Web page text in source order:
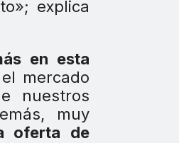
explica
en esta
mercado
nuestros
muy
oferta de